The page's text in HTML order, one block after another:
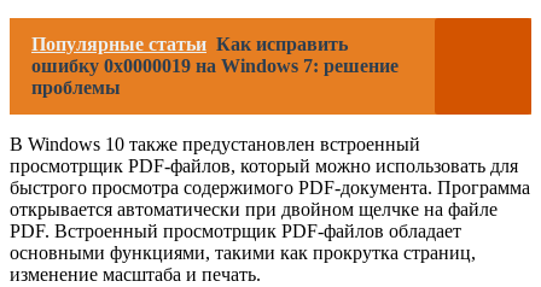
Популярные статьи Как исправить
ошибку 0x0000019 на Windows 7: решение
проблемы
В Windows 10 также предустановлен встроенный
просмотрщик PDF-файлов, который можно использовать для
быстрого просмотра содержимого PDF-документа. Программа
открывается автоматически при двойном щелчке на файле
PDF. Встроенный просмотрщик PDF-файлов обладает
основными функциями, такими как прокрутка страниц,
изменение масштаба и печать.